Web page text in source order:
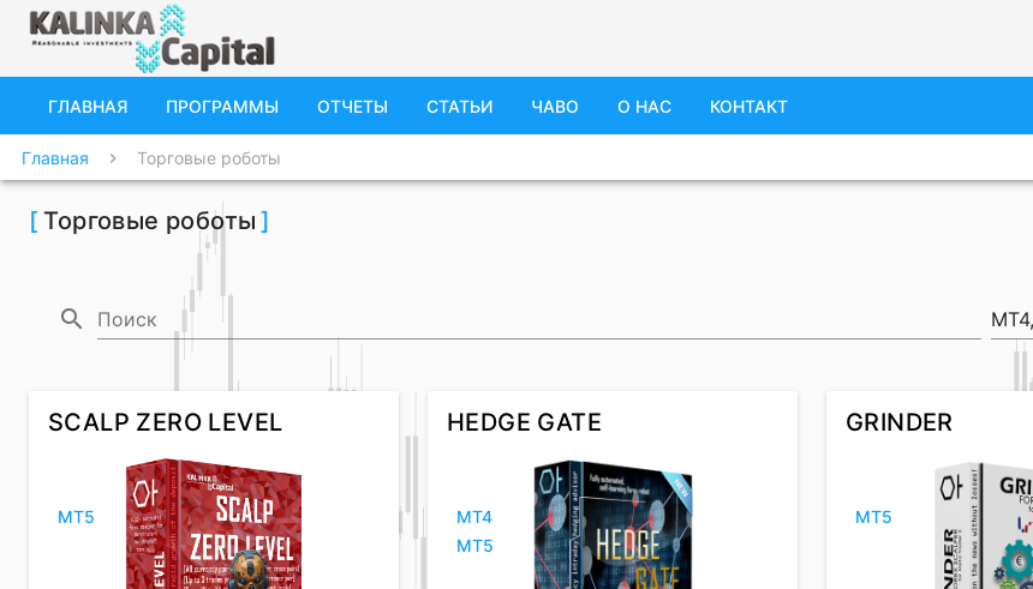
ГЛАВНАЯ ПРОГРАММЫ ОТЧЕТЫ СТАТЬИ ЧАВО О НАС КОНТАКТ
Главная chevron_right Торговые роботы
[ Торговые роботы ]
search Поиск MT4,
SCALP ZERO LEVEL
MT5
HEDGE GATE
MT4
MT5
GRINDER
MT5